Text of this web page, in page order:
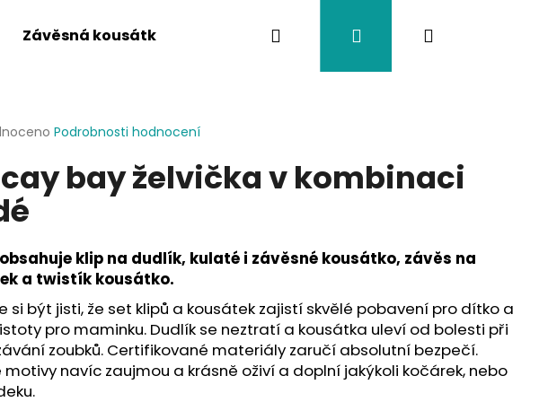
Závěsná kousátka Závěsy na kočárek Twistík kousátka
Hledat PřihlášeníNákupní
Podrobnosti hodnocení
bay želvička v kombinaci
klip na dudlík, kulaté i závěsné kousátko, závěs na
a twistík kousátko.
si být jisti, že set klipů a kousátek zajistí skvělé pobavení pro dítko a
pro maminku. Dudlík se neztratí a kousátka uleví od bolesti při
zoubků. Certifikované materiály zaručí absolutní bezpečí.
motivy navíc zaujmou a krásně oživí a doplní jakýkoli kočárek, nebo
HLEDAT